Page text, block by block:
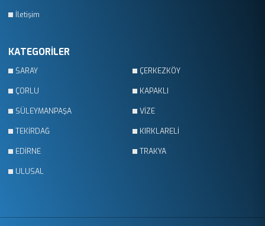
İletişim
KATEGORİLER
SARAY ÇERKEZKÖY
ÇORLU KAPAKLI
SÜLEYMANPAŞA VİZE
TEKİRDAĞ KIRKLARELİ
EDİRNE TRAKYA
ULUSAL